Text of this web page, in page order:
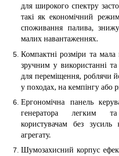
для широкого спектру
такі як економічний
споживання палива,
малих навантаженнях.
Компактні розміри та мала
зручним у використанні
для переміщення, роблячи
у походах, на кемпінгу або
Ергономічна панель
генератора легким
користувачам без зусиль
агрегату.
Шумозахисний корпус